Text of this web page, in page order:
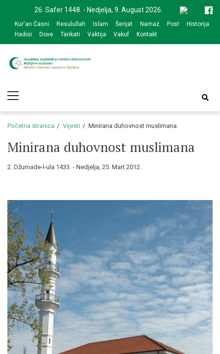
navigation
content
26. Safer 1448. - Nedjelja, 9. August 2026.
Kur'an Časni Resulullah Islam Šerijat Namaz Post
Historija
Hadisi
Dove Tarikati Vaktija Vakuf Kontakt
zajednice Bijeljina
Menu
Početna stranica Vijesti Minirana duhovnost muslimana
Minirana duhovnost muslimana
2. Džumade-l-ula 1433. - Nedjelja, 25. Mart 2012.